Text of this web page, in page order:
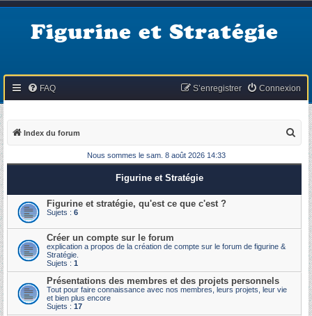
Figurine et Stratégie
FAQ Connexion
S’enregistrer
Index du forum
c
Nous sommes le sam. 8 août 2026 14:33
Figurine et Stratégie
Figurine et stratégie, qu'est ce que c'est ?
Sujets : 6
Créer un compte sur le forum
explication a propos de la création de compte sur le forum de figurine &
Stratégie.
Sujets : 1
Présentations des membres et des projets personnels
Tout pour faire connaissance avec nos membres, leurs projets, leur vie
et bien plus encore
Sujets : 17